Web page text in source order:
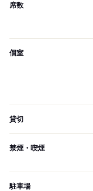
席数
個室
貸切
禁煙・喫煙
駐車場